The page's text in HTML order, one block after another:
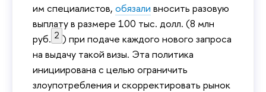
им специалистов, обязали вносить разовую
выплату в размере 100 тыс. долл. (8 млн
руб. 2 ) при подаче каждого нового запроса
на выдачу такой визы. Эта политика
инициирована с целью ограничить
злоупотребления и скорректировать рынок